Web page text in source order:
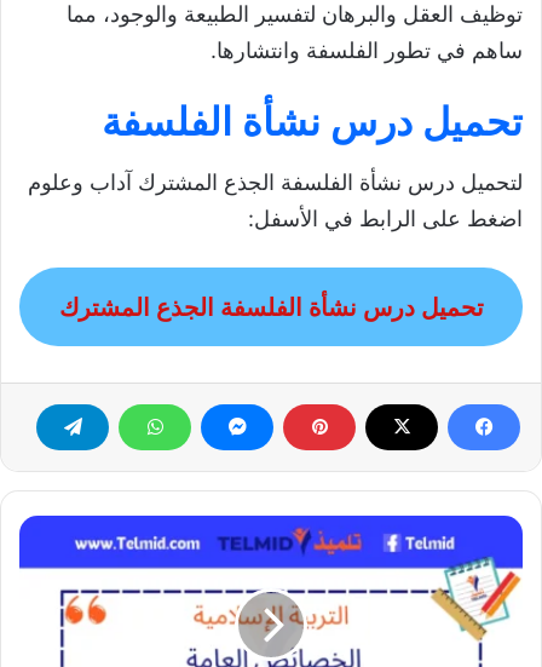
توظيف العقل والبرهان لتفسير الطبيعة والوجود، مما
ساهم في تطور الفلسفة وانتشارها.
تحميل درس نشأة الفلسفة
لتحميل درس نشأة الفلسفة الجذع المشترك آداب وعلوم
اضغط على الرابط في الأسفل:
تحميل درس نشأة الفلسفة الجذع المشترك
الخصائص
العامة
للشريعة
الإسلامية